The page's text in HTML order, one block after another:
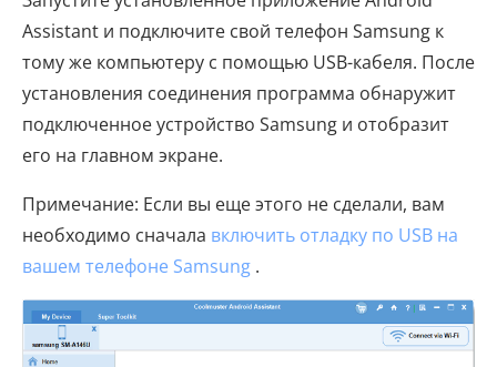
Assistant и подключите свой телефон Samsung к
тому же компьютеру с помощью USB-кабеля. После
установления соединения программа обнаружит
подключенное устройство Samsung и отобразит
его на главном экране.
Примечание: Если вы еще этого не сделали, вам
необходимо сначала включить отладку по USB на
вашем телефоне Samsung .